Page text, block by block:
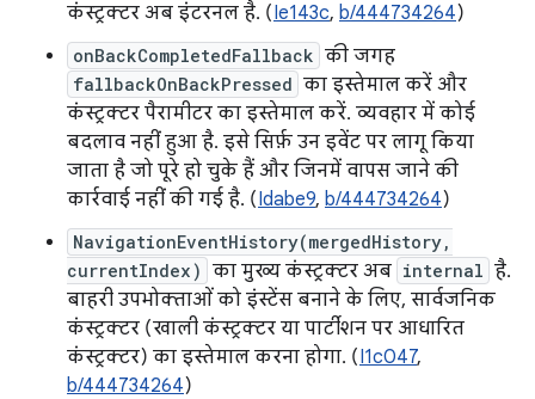
कंस्ट्रक्टर अब इंटरनल है. (Ie143c, b/444734264)
onBackCompletedFallback की जगह
fallbackOnBackPressed का इस्तेमाल करें और
कंस्ट्रक्टर पैरामीटर का इस्तेमाल करें. व्यवहार में कोई
बदलाव नहीं हुआ है. इसे सिर्फ़ उन इवेंट पर लागू किया
जाता है जो पूरे हो चुके हैं और जिनमें वापस जाने की
कार्रवाई नहीं की गई है. (Idabe9, b/444734264)
NavigationEventHistory(mergedHistory,
currentIndex) का मुख्य कंस्ट्रक्टर अब internal है.
बाहरी उपभोक्ताओं को इंस्टेंस बनाने के लिए, सार्वजनिक
कंस्ट्रक्टर (खाली कंस्ट्रक्टर या पार्टीशन पर आधारित
कंस्ट्रक्टर) का इस्तेमाल करना होगा. (I1c047,
b/444734264)